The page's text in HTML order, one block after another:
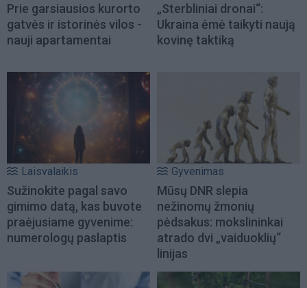
Prie garsiausios kurorto
gatvės ir istorinės vilos -
nauji apartamentai
„Sterbliniai dronai“:
Ukraina ėmė taikyti naują
kovinę taktiką
Laisvalaikis
Sužinokite pagal savo
gimimo datą, kas buvote
praėjusiame gyvenime:
numerologų paslaptis
Gyvenimas
Mūsų DNR slepia
nežinomų žmonių
pėdsakus: mokslininkai
atrado dvi „vaiduoklių“
linijas